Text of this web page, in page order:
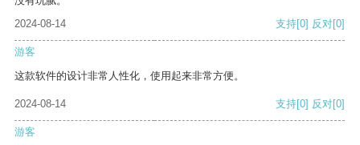
2024-08-14
支持[0] 反对[0]
游客
这款软件的设计非常人性化，使用起来非常方便。
2024-08-14 支持[0] 反对[0]
游客